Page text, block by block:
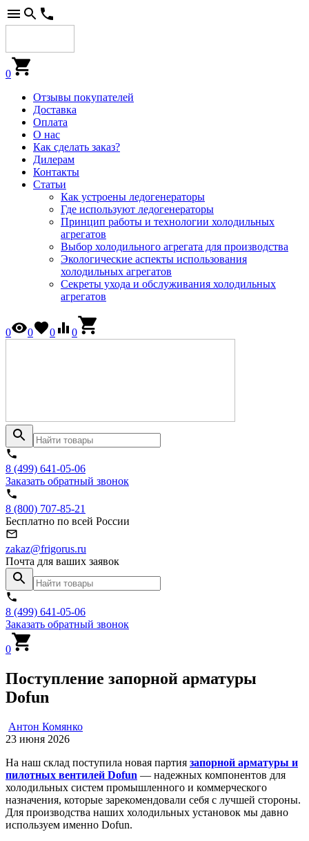
0
Отзывы покупателей
Доставка
Оплата
О нас
Как сделать заказ?
Дилерам
Контакты
Статьи
Как устроены ледогенераторы
Где используют ледогенераторы
Принцип работы и технологии холодильных
агрегатов
Выбор холодильного агрегата для производства
Экологические аспекты использования
холодильных агрегатов
Секреты ухода и обслуживания холодильных
агрегатов
0 0 0 0
8 (499) 641-05-06
Заказать обратный звонок
8 (800) 707-85-21
Бесплатно по всей России
zakaz@frigorus.ru
Почта для ваших заявок
8 (499) 641-05-06
Заказать обратный звонок
0
Поступление запорной арматуры
Dofun
Антон Комянко
23 июня 2026
На наш склад поступила новая партия запорной арматуры и
пилотных вентилей Dofun — надежных компонентов для
холодильных систем промышленного и коммерческого
назначения, которые зарекомендовали себя с лучшей стороны.
Для производства наших холодильных установок мы давно
используем именно Dofun.